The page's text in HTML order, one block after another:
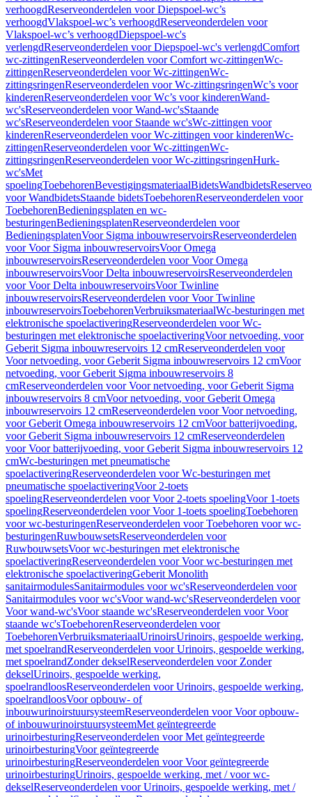
verhoogdReserveonderdelen voor Diepspoel-wc’s
verhoogdVlakspoel-wc’s verhoogdReserveonderdelen voor
Vlakspoel-wc’s verhoogdDiepspoel-wc's
verlengdReserveonderdelen voor Diepspoel-wc's verlengdComfort
wc-zittingenReserveonderdelen voor Comfort wc-zittingenWc-
zittingenReserveonderdelen voor Wc-zittingenWc-
zittingsringenReserveonderdelen voor Wc-zittingsringenWc’s voor
kinderenReserveonderdelen voor Wc’s voor kinderenWand-
wc'sReserveonderdelen voor Wand-wc'sStaande
wc'sReserveonderdelen voor Staande wc'sWc-zittingen voor
kinderenReserveonderdelen voor Wc-zittingen voor kinderenWc-
zittingenReserveonderdelen voor Wc-zittingenWc-
zittingsringenReserveonderdelen voor Wc-zittingsringenHurk-
wc'sMet
spoelingToebehorenBevestigingsmateriaalBidetsWandbidets
voor WandbidetsStaande bidetsToebehorenReserveonderdelen voor
ToebehorenBedieningsplaten en wc-
besturingenBedieningsplatenReserveonderdelen voor
BedieningsplatenVoor Sigma inbouwreservoirsReserveonderdelen
voor Voor Sigma inbouwreservoirsVoor Omega
inbouwreservoirsReserveonderdelen voor Voor Omega
inbouwreservoirsVoor Delta inbouwreservoirsReserveonderdelen
voor Voor Delta inbouwreservoirsVoor Twinline
inbouwreservoirsReserveonderdelen voor Voor Twinline
inbouwreservoirsToebehorenVerbruiksmateriaalWc-besturingen met
elektronische spoelactiveringReserveonderdelen voor Wc-
besturingen met elektronische spoelactiveringVoor netvoeding, voor
Geberit Sigma inbouwreservoirs 12 cmReserveonderdelen voor
Voor netvoeding, voor Geberit Sigma inbouwreservoirs 12 cmVoor
netvoeding, voor Geberit Sigma inbouwreservoirs 8
cmReserveonderdelen voor Voor netvoeding, voor Geberit Sigma
inbouwreservoirs 8 cmVoor netvoeding, voor Geberit Omega
inbouwreservoirs 12 cmReserveonderdelen voor Voor netvoeding,
voor Geberit Omega inbouwreservoirs 12 cmVoor batterijvoeding,
voor Geberit Sigma inbouwreservoirs 12 cmReserveonderdelen
voor Voor batterijvoeding, voor Geberit Sigma inbouwreservoirs 12
cmWc-besturingen met pneumatische
spoelactiveringReserveonderdelen voor Wc-besturingen met
pneumatische spoelactiveringVoor 2-toets
spoelingReserveonderdelen voor Voor 2-toets spoelingVoor 1-toets
spoelingReserveonderdelen voor Voor 1-toets spoelingToebehoren
voor wc-besturingenReserveonderdelen voor Toebehoren voor wc-
besturingenRuwbouwsetsReserveonderdelen voor
RuwbouwsetsVoor wc-besturingen met elektronische
spoelactiveringReserveonderdelen voor Voor wc-besturingen met
elektronische spoelactiveringGeberit Monolith
sanitairmodulesSanitairmodules voor wc'sReserveonderdelen voor
Sanitairmodules voor wc'sVoor wand-wc'sReserveonderdelen voor
Voor wand-wc'sVoor staande wc'sReserveonderdelen voor Voor
staande wc'sToebehorenReserveonderdelen voor
ToebehorenVerbruiksmateriaalUrinoirsUrinoirs, gespoelde werking,
met spoelrandReserveonderdelen voor Urinoirs, gespoelde werking,
met spoelrandZonder dekselReserveonderdelen voor Zonder
dekselUrinoirs, gespoelde werking,
spoelrandloosReserveonderdelen voor Urinoirs, gespoelde werking,
spoelrandloosVoor opbouw- of
inbouwurinoirstuursysteemReserveonderdelen voor Voor opbouw-
of inbouwurinoirstuursysteemMet geïntegreerde
urinoirbesturingReserveonderdelen voor Met geïntegreerde
urinoirbesturingVoor geïntegreerde
urinoirbesturingReserveonderdelen voor Voor geïntegreerde
urinoirbesturingUrinoirs, gespoelde werking, met / voor wc-
dekselReserveonderdelen voor Urinoirs, gespoelde werking, met /